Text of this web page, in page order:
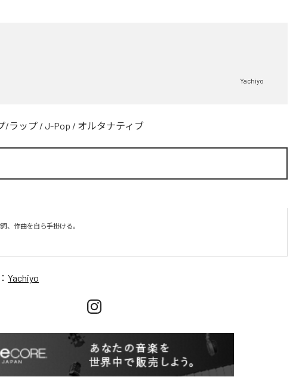
Yachiyo
/ラップ / J-Pop / オルタナティブ
、作曲を自ら手掛ける。
Yachiyo